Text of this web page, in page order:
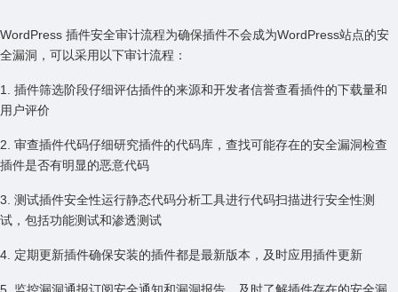
WordPress 插件安全审计流程为确保插件不会成为WordPress站点的安
全漏洞，可以采⽤以下审计流程：
1. 插件筛选阶段仔细评估插件的来源和开发者信誉查看插件的下载量和
⽤户评价
2. 审查插件代码仔细研究插件的代码库，查找可能存在的安全漏洞检查
插件是否有明显的恶意代码
3. 测试插件安全性运⾏静态代码分析⼯具进⾏代码扫描进⾏安全性测
试，包括功能测试和渗透测试
4. 定期更新插件确保安装的插件都是最新版本，及时应⽤插件更新